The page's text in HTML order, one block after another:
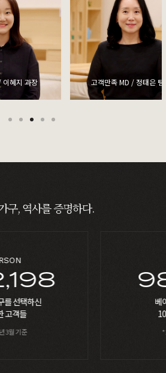
맞춤디자인 / 정현옥 이사
구, 역사를 증명하다.
베이직가구의 지난
10년간의 성장률
* 2026년 3월 기준